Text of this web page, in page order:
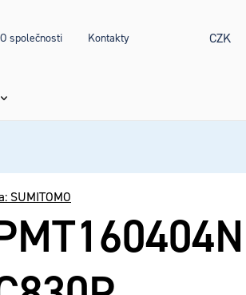
O společnosti Kontakty CZK
SUMITOMO